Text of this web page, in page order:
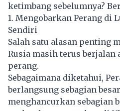
ketimbang sebelumnya?
1. Mengobarkan Perang di
Sendiri
Salah satu alasan penting
Rusia masih terus berjalan
perang.
Sebagaimana diketahui,
berlangsung sebagian
menghancurkan sebagian